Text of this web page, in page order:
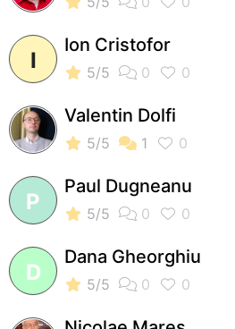
I
Ion Cristofor
Valentin Dolfi
P
Paul Dugneanu
D
Dana Gheorghiu